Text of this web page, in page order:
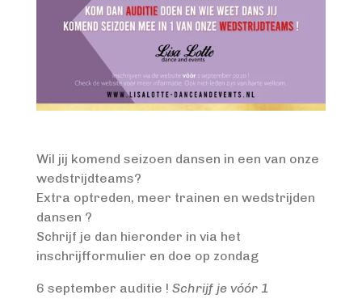
Wil jij komend seizoen dansen in een van onze
wedstrijdteams?
Extra optreden, meer trainen en wedstrijden
dansen ?
Schrijf je dan hieronder in via het
inschrijfformulier en doe op zondag
6 september auditie ! Schrijf je vóór 1